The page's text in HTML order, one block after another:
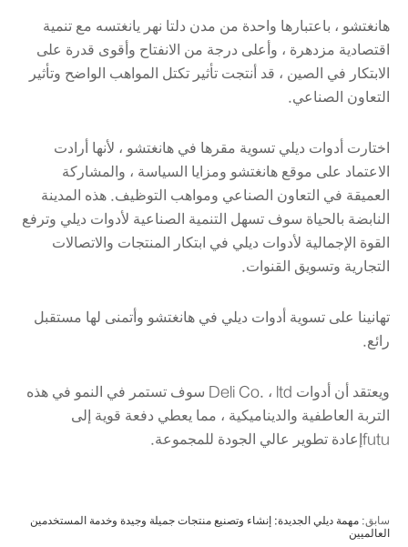
هانغتشو ، باعتبارها واحدة من مدن دلتا نهر يانغتسه مع تنمية
اقتصادية مزدهرة ، وأعلى درجة من الانفتاح وأقوى قدرة على
الابتكار في الصين ، قد أنتجت تأثير تكتل المواهب الواضح وتأثير
التعاون الصناعي.
اختارت أدوات ديلي تسوية مقرها في هانغتشو ، لأنها أرادت
الاعتماد على موقع هانغتشو ومزايا السياسة ، والمشاركة
العميقة في التعاون الصناعي ومواهب التوظيف. هذه المدينة
النابضة بالحياة سوف تسهل التنمية الصناعية لأدوات ديلي وترفع
القوة الإجمالية لأدوات ديلي في ابتكار المنتجات والاتصالات
التجارية وتسويق القنوات.
تهانينا على تسوية أدوات ديلي في هانغتشو وأتمنى لها مستقبل
رائع.
ويعتقد أن أدوات Deli Co. ، ltd سوف تستمر في النمو في هذه
التربة العاطفية والديناميكية ، مما يعطي دفعة قوية إلى
futuإعادة تطوير عالي الجودة للمجموعة.
سابق: مهمة ديلي الجديدة: إنشاء وتصنيع منتجات جميلة وجيدة وخدمة المستخدمين
العالميين